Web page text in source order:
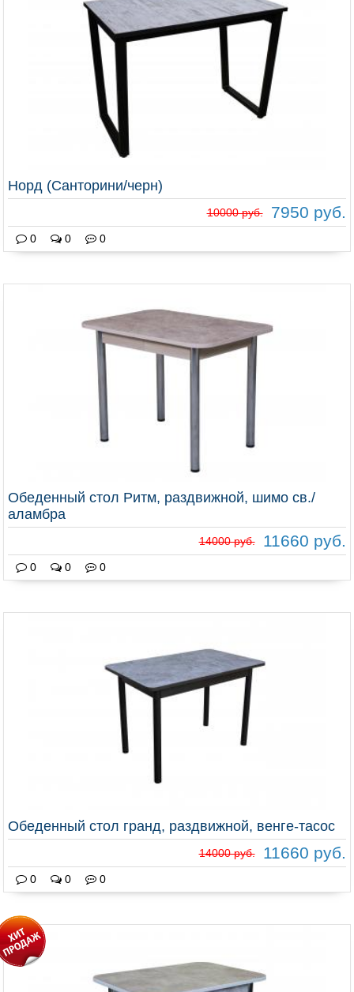
Норд (Санторини/черн)
10000 руб. 7950 руб.
0 0 0
Обеденный стол Ритм, раздвижной, шимо св./
аламбра
14000 руб. 11660 руб.
0 0 0
Обеденный стол гранд, раздвижной, венге-тасос
14000 руб. 11660 руб.
0 0 0